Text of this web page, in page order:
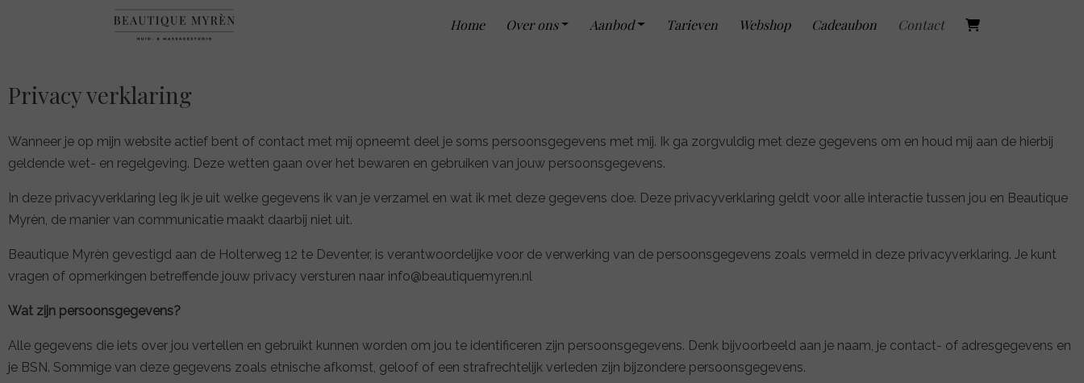
Home Over ons Aanbod Tarieven Webshop Cadeaubon Contact
Privacy verklaring
Wanneer je op mijn website actief bent of contact met mij opneemt deel je soms persoonsgegevens met mij. Ik ga zorgvuldig met deze gegevens om en houd mij aan de hierbij
geldende wet- en regelgeving. Deze wetten gaan over het bewaren en gebruiken van jouw persoonsgegevens.
In deze privacyverklaring leg ik je uit welke gegevens ik van je verzamel en wat ik met deze gegevens doe. Deze privacyverklaring geldt voor alle interactie tussen jou en Beautique
Myrèn, de manier van communicatie maakt daarbij niet uit.
Beautique Myrèn gevestigd aan de Holterweg 12 te Deventer, is verantwoordelijke voor de verwerking van de persoonsgegevens zoals vermeld in deze privacyverklaring. Je kunt
vragen of opmerkingen betreffende jouw privacy versturen naar info@beautiquemyren.nl
Wat zijn persoonsgegevens?
Alle gegevens die iets over jou vertellen en gebruikt kunnen worden om jou te identificeren zijn persoonsgegevens. Denk bijvoorbeeld aan je naam, je contact- of adresgegevens en
je BSN. Sommige van deze gegevens zoals etnische afkomst, geloof of een strafrechtelijk verleden zijn bijzondere persoonsgegevens.